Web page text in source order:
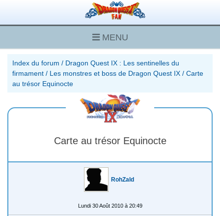
MENU
Index du forum / Dragon Quest IX : Les sentinelles du
firmament / Les monstres et boss de Dragon Quest IX / Carte
au trésor Equinocte
Carte au trésor Equinocte
RohZald
Lundi 30 Août 2010 à 20:49